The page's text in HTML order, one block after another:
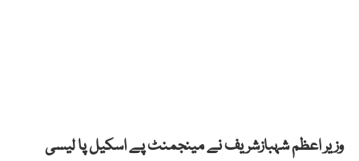
وزیر اعظم شہبازشریف نے مینجمنٹ پے اسکیل پا لیسی